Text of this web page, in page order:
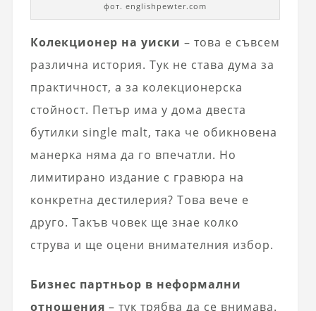
фот. englishpewter.com
Колекционер на уиски – това е съвсем
различна история. Тук не става дума за
практичност, а за колекционерска
стойност. Петър има у дома двеста
бутилки single malt, така че обикновена
манерка няма да го впечатли. Но
лимитирано издание с гравюра на
конкретна дестилерия? Това вече е
друго. Такъв човек ще знае колко
струва и ще оцени внимателния избор.
Бизнес партньор в неформални
отношения – тук трябва да се внимава.